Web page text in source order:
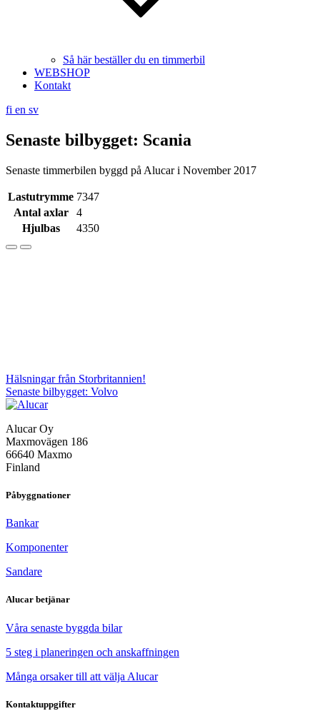
Så här beställer du en timmerbil
WEBSHOP
Kontakt
fi en sv
Senaste bilbygget: Scania
Senaste timmerbilen byggd på Alucar i November 2017
Lastutrymme 7347
Antal axlar
4
Hjulbas
4350
Inläggsnavigering
Hälsningar från Storbritannien!
Senaste bilbygget: Volvo
Alucar Oy
Maxmovägen 186
66640 Maxmo
Finland
Påbyggnationer
Bankar
Komponenter
Sandare
Alucar betjänar
Våra senaste byggda bilar
5 steg i planeringen och anskaffningen
Många orsaker till att välja Alucar
Kontaktuppgifter